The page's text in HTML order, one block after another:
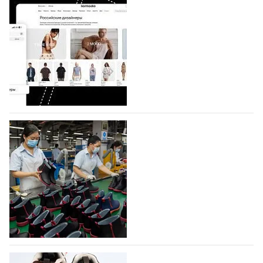
Shoes
Компания BALLINA Guangzhou Lihuang Footwear
Co., Ltd., основанная в 2011 году и расположенная в
Гуанчжоу, столице моды Китая, является
профессиональной обувной компанией,
объединяющей разработку, производство и…
07.08.2026 591
На платформе Lamoda - новый раздел и
условия продвижения локальных
дизайнерских марок
Российский маркетплейс Lamoda решил обновить
раздел для продажи продукции локальных
дизайнерских марок одежды, обуви и аксессуаров.
Бренды также получат маркетинговую…
06.08.2026 774
Объем мирового производства обуви в